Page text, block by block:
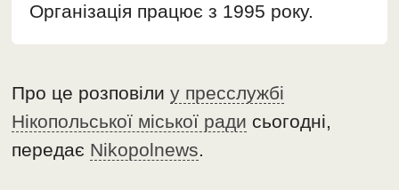
Організація працює з 1995 року.
Про це розповілиу пресслужбі
Нікопольської міської ради сьогодні,
передає Nikopolnews.